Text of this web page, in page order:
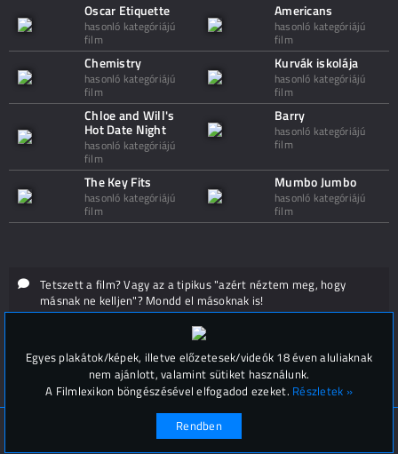
Oscar Etiquette
hasonló kategóriájú
film
Americans
hasonló kategóriájú
film
Chemistry
hasonló kategóriájú
film
Kurvák iskolája
hasonló kategóriájú
film
Chloe and Will's
Hot Date Night
hasonló kategóriájú
film
Barry
hasonló kategóriájú
film
The Key Fits
hasonló kategóriájú
film
Mumbo Jumbo
hasonló kategóriájú
film
Tetszett a film? Vagy az a tipikus "azért néztem meg, hogy
másnak ne kelljen"? Mondd el másoknak is!
Hozzászólások (
© Filmlexikon 2019-2026
Kapcsolat, impresszum
Egyes plakátok/képek, illetve előzetesek/videók 18 éven aluliaknak
nem ajánlott, valamint sütiket használunk.
A Filmlexikon böngészésével elfogadod ezeket. Részletek »
Rendben